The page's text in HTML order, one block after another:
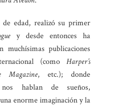
edad, realizó su primer
y desde entonces ha
muchísimas publicaciones
(como Harper’s
Magazine, etc.); donde
hablan de sueños,
enorme imaginación y la